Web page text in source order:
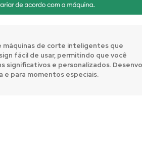
máquinas de corte inteligentes que
fácil de usar, permitindo que você
significativos e personalizados.
e para momentos especiais.